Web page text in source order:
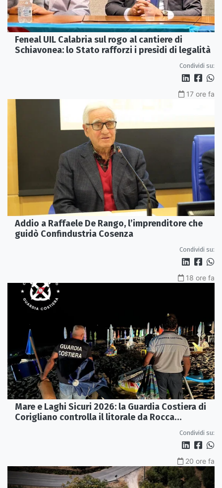
Feneal UIL Calabria sul rogo al cantiere di
Schiavonea: lo Stato rafforzi i presìdi di legalità
Condividi su:
17 ore fa
Addio a Raffaele De Rango, l’imprenditore che
guidò Confindustria Cosenza
Condividi su:
18 ore fa
Mare e Laghi Sicuri 2026: la Guardia Costiera di
Corigliano controlla il litorale da Rocca
Condividi su:
20 ore fa